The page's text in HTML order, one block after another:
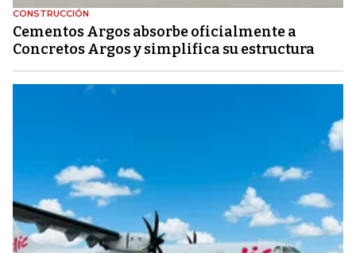
CONSTRUCCIÓN
Cementos Argos absorbe oficialmente a
Concretos Argos y simplifica su estructura